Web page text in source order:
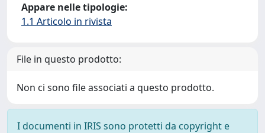
Appare nelle tipologie:
1.1 Articolo in rivista
File in questo prodotto:
Non ci sono file associati a questo prodotto.
I documenti in IRIS sono protetti da copyright e